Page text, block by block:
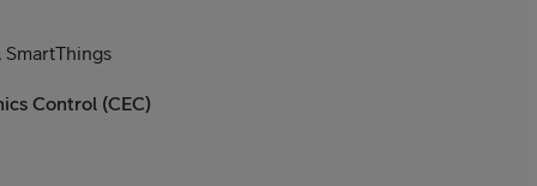
SmartThings
Control (CEC)